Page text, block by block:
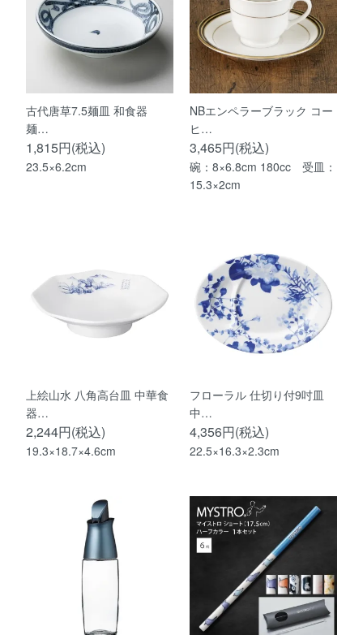
古代唐草7.5麺皿 和食器
麺…
1,815円(税込)
23.5×6.2cm
NBエンペラーブラック コー
ヒ…
3,465円(税込)
碗：8×6.8cm 180cc 受皿：
15.3×2cm
上絵山水 八角高台皿 中華食
器…
2,244円(税込)
19.3×18.7×4.6cm
フローラル 仕切り付9吋皿
中…
4,356円(税込)
22.5×16.3×2.3cm